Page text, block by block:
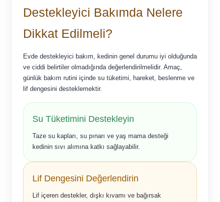
Destekleyici Bakımda Nelere
Dikkat Edilmeli?
Evde destekleyici bakım, kedinin genel durumu iyi olduğunda
ve ciddi belirtiler olmadığında değerlendirilmelidir. Amaç,
günlük bakım rutini içinde su tüketimi, hareket, beslenme ve
lif dengesini desteklemektir.
Su Tüketimini Destekleyin
Taze su kapları, su pınarı ve yaş mama desteği
kedinin sıvı alımına katkı sağlayabilir.
Lif Dengesini Değerlendirin
Lif içeren destekler, dışkı kıvamı ve bağırsak